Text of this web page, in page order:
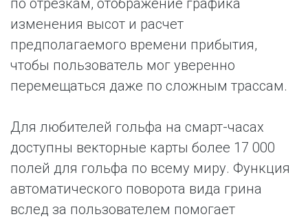
по отрезкам, отображение графика
изменения высот и расчет
предполагаемого времени прибытия,
чтобы пользователь мог уверенно
перемещаться даже по сложным трассам.
Для любителей гольфа на смарт-часах
доступны векторные карты более 17 000
полей для гольфа по всему миру. Функция
автоматического поворота вида грина
вслед за пользователем помогает